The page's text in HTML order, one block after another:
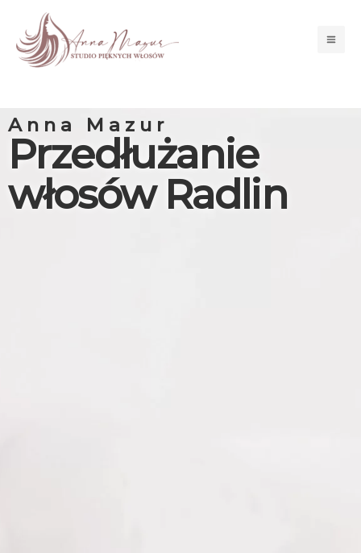
treści
Anna Mazur
Przedłużanie
włosów Radlin